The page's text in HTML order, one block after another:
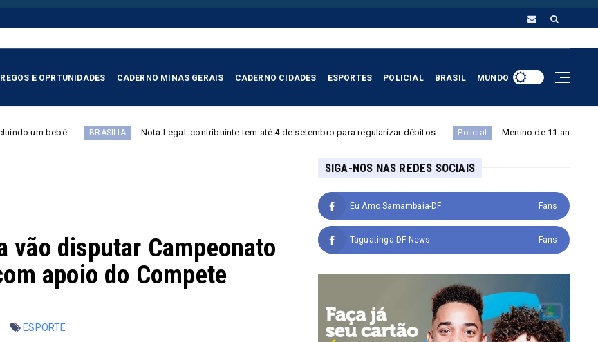
E OPRTUNIDADES CADERNO MINAS GERAIS CADERNO CIDADES ESPORTES POLICIAL BRASIL MUNDO
BRASILIA Nota Legal: contribuinte tem até 4 de setembro para regularizar débitos Policial Menino de 11 anos é esfaqueado ao sair
vão disputar Campeonato
apoio do Compete
ESPORTE
SIGA-NOS NAS REDES SOCIAIS
Eu Amo Samambaia-DF Fans
Taguatinga-DF News Fans